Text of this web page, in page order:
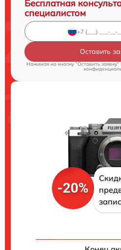
Бесплатная
специалистом
Оставить
Нажимая на кнопку "Оставить
-20%